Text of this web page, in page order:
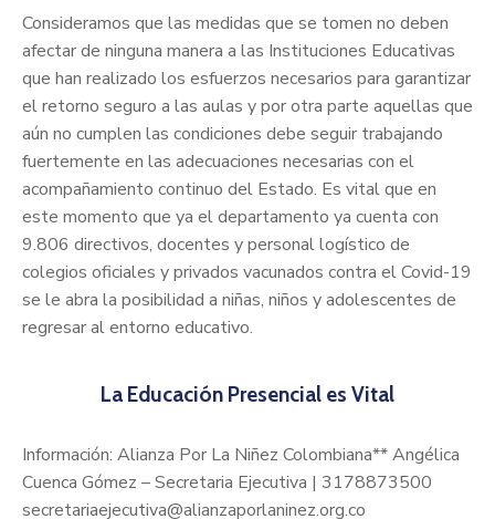
Consideramos que las medidas que se tomen no deben
afectar de ninguna manera a las Instituciones Educativas
que han realizado los esfuerzos necesarios para garantizar
el retorno seguro a las aulas y por otra parte aquellas que
aún no cumplen las condiciones debe seguir trabajando
fuertemente en las adecuaciones necesarias con el
acompañamiento continuo del Estado. Es vital que en
este momento que ya el departamento ya cuenta con
9.806 directivos, docentes y personal logístico de
colegios oficiales y privados vacunados contra el Covid-19
se le abra la posibilidad a niñas, niños y adolescentes de
regresar al entorno educativo.
La Educación Presencial es Vital
Información: Alianza Por La Niñez Colombiana** Angélica
Cuenca Gómez – Secretaria Ejecutiva | 3178873500
secretariaejecutiva@alianzaporlaninez.org.co